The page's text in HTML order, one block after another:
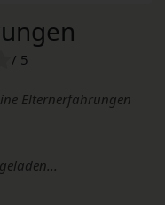
/ 5
Elternerfahrungen